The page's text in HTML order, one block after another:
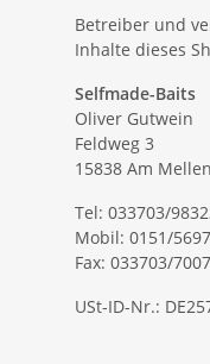
Betreiber und
Inhalte dieses
Selfmade-Baits
Oliver Gutwein
Feldweg 3
15838 Am
Tel: 033703/
Mobil: 0151/
Fax: 033703/
USt-ID-Nr.: